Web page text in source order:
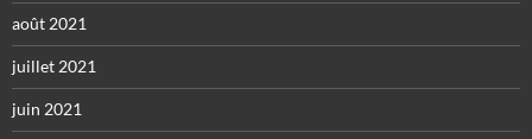
août 2021
juillet 2021
juin 2021